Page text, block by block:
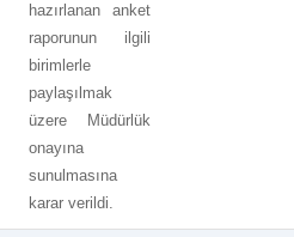
hazırlanan anket
raporunun ilgili
birimlerle
paylaşılmak
üzere Müdürlük
onayına
sunulmasına
karar verildi.